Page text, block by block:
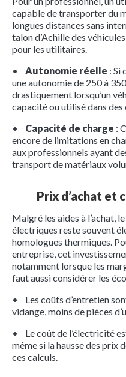
capable de transporter du
longues distances sans
talon d’Achille des
pour les utilitaires.
• Autonomie réelle : Si
une autonomie de 250 à
drastiquement lorsqu’un
capacité ou utilisé dans
• Capacité de charge :
encore de limitations en
aux professionnels ayant
transport de matériaux
Prix d’achat et
Malgré les aides à l’achat,
électriques reste souvent
homologues thermiques.
entreprise, cet
notamment lorsque les
faut aussi considérer les
• Les coûts d’entretien
vidange, moins de pièces
• Le coût de l’électricité
même si la hausse des prix
ces calculs.